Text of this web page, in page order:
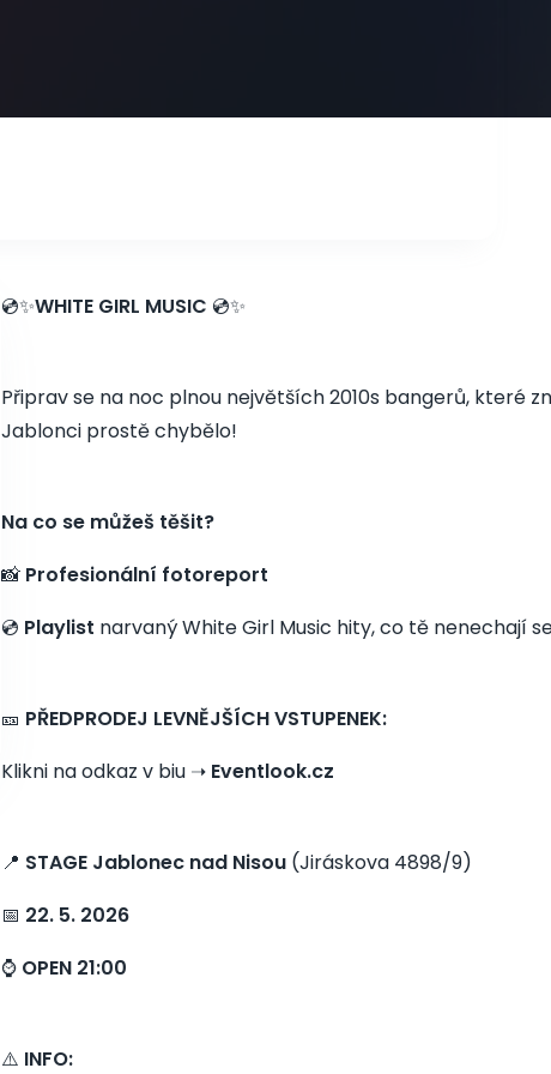
💿✨WHITE GIRL MUSIC 💿✨
Připrav se na noc plnou největších 2010s bangerů, které
Jablonci prostě chybělo!
Na co se můžeš těšit?
📸 Profesionální fotoreport
💿 Playlist narvaný White Girl Music hity, co tě nenechají
🎫 PŘEDPRODEJ LEVNĚJŠÍCH VSTUPENEK:
Klikni na odkaz v biu ➝ Eventlook.cz
📍 STAGE Jablonec nad Nisou (Jiráskova 4898/9)
📅 22. 5. 2026
⌚ OPEN 21:00
⚠️ INFO: